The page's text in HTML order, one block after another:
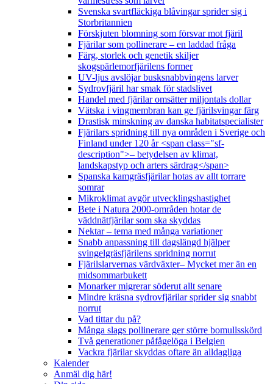
Svenska svartfläckiga blåvingar sprider sig i
Storbritannien
Förskjuten blomning som försvar mot fjäril
Fjärilar som pollinerare – en laddad fråga
Färg, storlek och genetik skiljer
skogspärlemorfjärilens former
UV-ljus avslöjar busksnabbvingens larver
Sydrovfjäril har smak för stadslivet
Handel med fjärilar omsätter miljontals dollar
Vätska i vingmembran kan ge fjärilsvingar färg
Drastisk minskning av danska habitatspecialister
Fjärilars spridning till nya områden i Sverige och
Finland under 120 år <span class="sf-
description">– betydelsen av klimat,
landskapstyp och arters särdrag</span>
Spanska kamgräsfjärilar hotas av allt torrare
somrar
Mikroklimat avgör utvecklingshastighet
Bete i Natura 2000-områden hotar de
väddnätfjärilar som ska skyddas
Nektar – tema med många variationer
Snabb anpassning till dagslängd hjälper
svingelgräsfjärilens spridning norrut
Fjärilslarvernas värdväxter– Mycket mer än en
midsommarbukett
Monarker migrerar söderut allt senare
Mindre kräsna sydrovfjärilar sprider sig snabbt
norrut
Vad tittar du på?
Många slags pollinerare ger större bomullsskörd
Två generationer påfågelöga i Belgien
Vackra fjärilar skyddas oftare än alldagliga
Kalender
Anmäl dig här!